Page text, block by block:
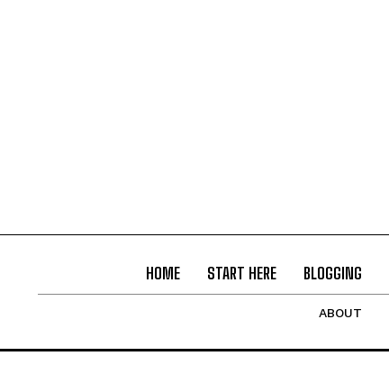
HOME START HERE BLOGGING
ABOUT